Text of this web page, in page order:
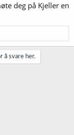
deg på Kjeller en
å svare her.